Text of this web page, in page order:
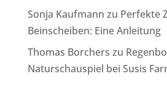
Sonja Kaufmann zu Perfekte
Beinscheiben: Eine Anleitung
Thomas Borchers zu
Naturschauspiel bei Susis